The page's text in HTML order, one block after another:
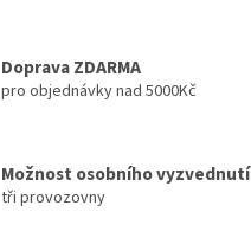
Doprava ZDARMA
pro objednávky nad 5000Kč
Možnost osobního vyzvednutí
tři provozovny